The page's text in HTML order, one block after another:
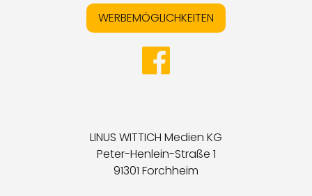
WERBEMÖGLICHKEITEN
LINUS WITTICH Medien KG
Peter-Henlein-Straße 1
91301 Forchheim